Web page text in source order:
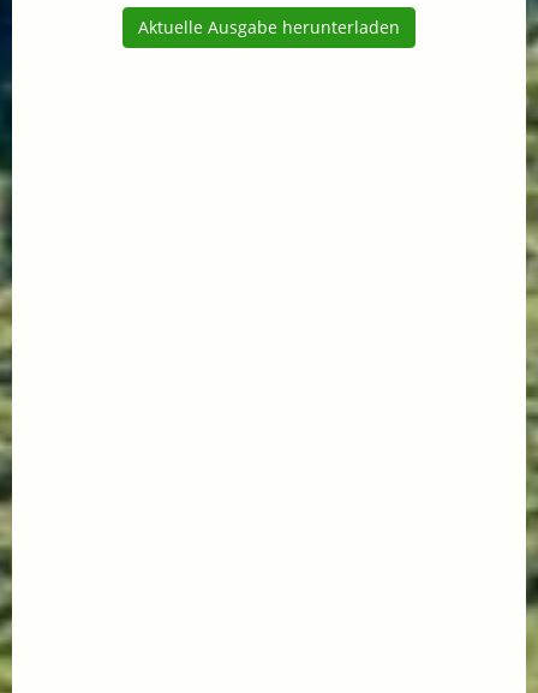
Aktuelle Ausgabe herunterladen